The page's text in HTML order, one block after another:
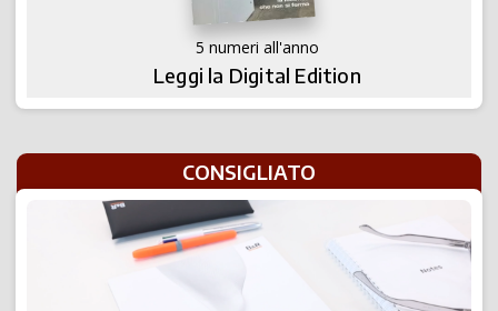
5 numeri all'anno
Leggi la Digital Edition
CONSIGLIATO